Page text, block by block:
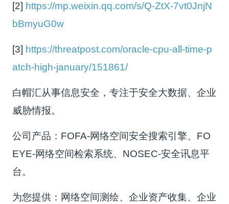
[2] https://mp.weixin.qq.com/s/Q-ZtX-7vt0JnjN
bBmyuG0w
[3] https://threatpost.com/oracle-cpu-all-time-p
atch-high-january/151861/
白帽汇从事信息安全，专注于安全大数据、企业
威胁情报。
公司产品：FOFA-网络空间安全搜索引擎、FO
EYE-网络空间检索系统、NOSEC-安全讯息平
台。
为您提供：网络空间测绘、企业资产收集、企业